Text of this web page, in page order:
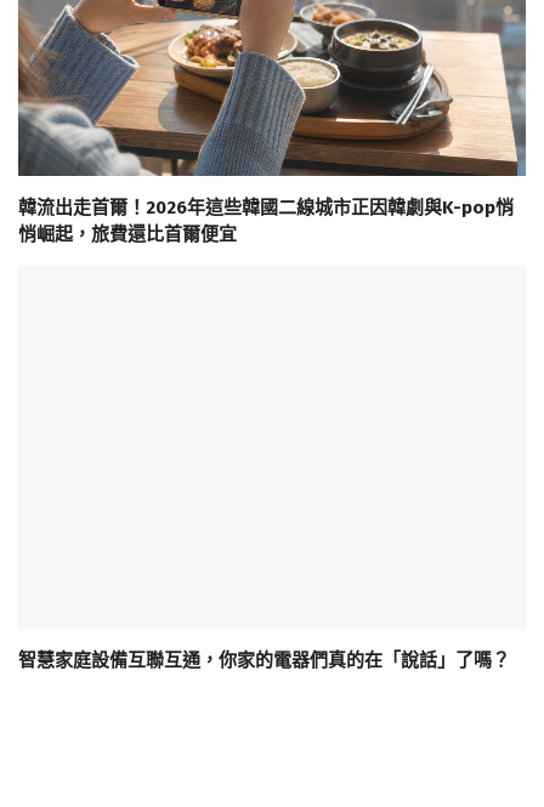
韓流出走首爾！2026年這些韓國二線城市正因韓劇與K-pop悄
悄崛起，旅費還比首爾便宜
智慧家庭設備互聯互通，你家的電器們真的在「說話」了嗎？